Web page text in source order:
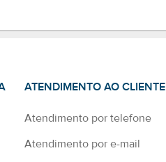
ATENDIMENTO AO CLIENTE
Atendimento por telefone
Atendimento por e-mail